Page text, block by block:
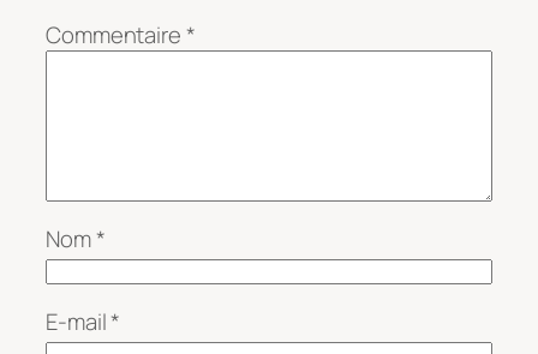
Commentaire*
Nom*
E-mail*